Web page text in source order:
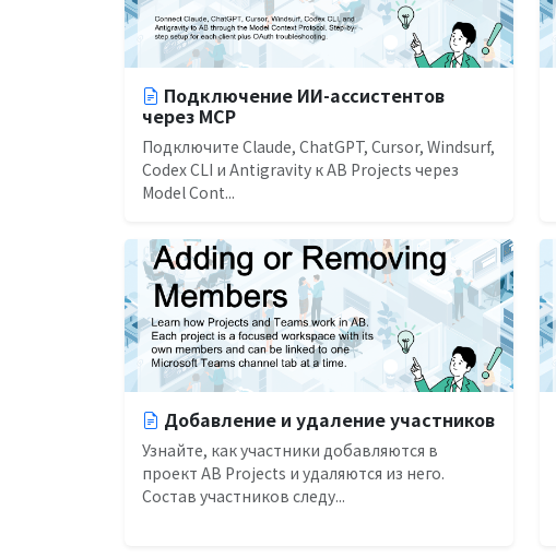
Подключение ИИ-ассистентов
через MCP
Подключите Claude, ChatGPT, Cursor, Windsurf,
Codex CLI и Antigravity к AB Projects через
Model Cont...
Добавление и удаление участников
Узнайте, как участники добавляются в
проект AB Projects и удаляются из него.
Состав участников следу...